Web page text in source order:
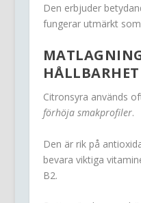
Den erbjuder
fungerar utmärkt
HÅLLBARHET
Citronsyra används
förhöja smakprofiler.
Den är rik på
bevara viktiga
B2.